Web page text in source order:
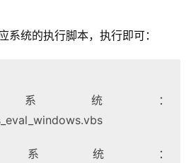
系统的执行脚本，执行即可：
系统：
系统：